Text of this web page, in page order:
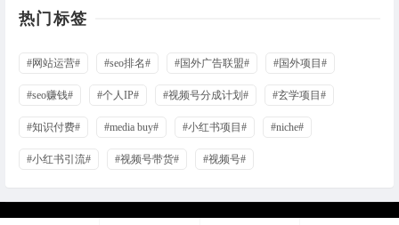
热门标签
#网站运营# #seo排名# #国外广告联盟# #国外项目#
#seo赚钱# #个人IP# #视频号分成计划# #玄学项目#
#知识付费# #media buy# #小红书项目# #niche#
#小红书引流# #视频号带货# #视频号#